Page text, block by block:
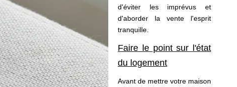
d'éviter les imprévus et
d'aborder la vente l'esprit
tranquille.
Faire le point sur l'état
du logement
Avant de mettre votre maison